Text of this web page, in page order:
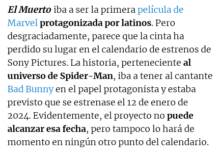
El Muerto iba a ser la primerapelícula de
Marvelprotagonizada por latinos. Pero
desgraciadamente, parece que la cinta ha
perdido su lugar en el calendario de estrenos de
Sony Pictures. La historia, perteneciente al
universo de Spider-Man, iba a tener al cantante
Bad Bunnyen el papel protagonista y estaba
previsto que se estrenase el 12 de enero de
2024. Evidentemente, el proyecto no puede
alcanzar esa fecha, pero tampoco lo hará de
momento en ningún otro punto del calendario.